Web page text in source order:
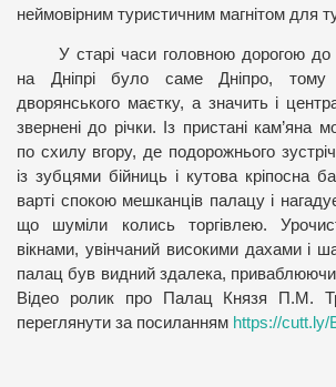
неймовірним туристичним магнітом для
У старі часи головною дорогою до
на Дніпрі було саме Дніпро, тому
дворянського маєтку, а значить і
звернені до річки. Із пристані кам’яна
по схилу вгору, де подорожнього
із зубцями бійниць і кутова кріпосна
варті спокою мешканців палацу і
що шуміли колись торгівлею.
вікнами, увінчаний високими дахами і
палац був видний здалека, приваблюючи
Відео ролик про Палац Князя П.М.
переглянути за посиланням https://cutt.ly/